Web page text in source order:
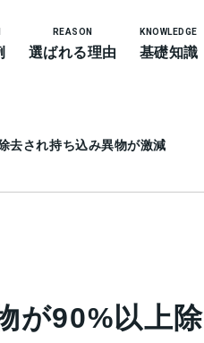
REASON
選ばれる理由
KNOWLEDGE
基礎知識
去され持ち込み異物が激減
が90%以上